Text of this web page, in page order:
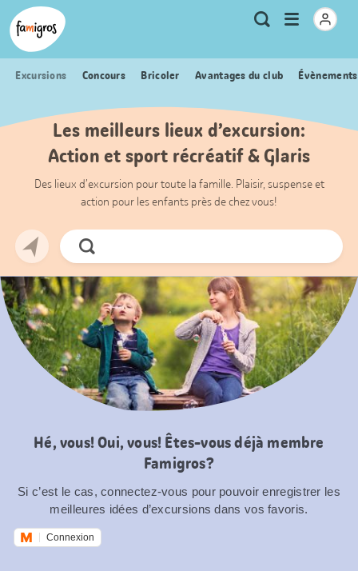
Signets
de
navigation
Header
Logo Métanavigation
RechercheOuvrir
Excursions Concours Bricoler Avantages du club
Les meilleurs lieux d’excursion:
Action et sport récréatif & Glaris
Des lieux d’excursion pour toute la famille. Plaisir, suspense et
action pour les enfants près de chez vous!
Chercher
Hé, vous! Oui, vous! Êtes-vous déjà membre
Famigros?
Si c’est le cas, connectez-vous pour pouvoir enregistrer les
meilleures idées d’excursions dans vos favoris.
Connexion